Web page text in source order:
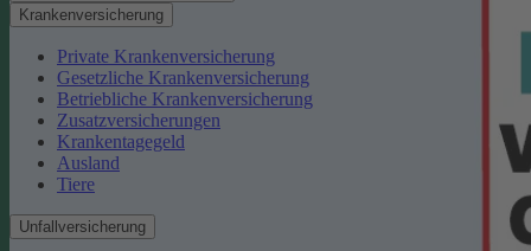
Krankenversicherung
Private Krankenversicherung
Gesetzliche Krankenversicherung
Betriebliche Krankenversicherung
Zusatzversicherungen
Krankentagegeld
Ausland
Tiere
Unfallversicherung